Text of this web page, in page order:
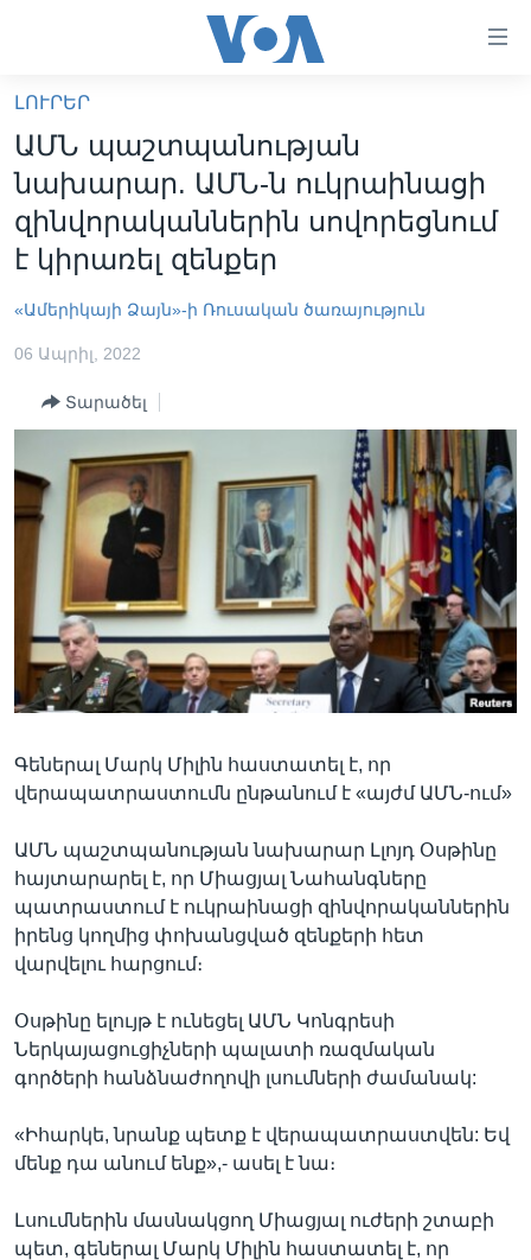
հիմնական
բովանդակությանը
անցնել
հիմնական
բովանդակությանը
հիմնական
ԼՈՒՐԵՐ
ՍՓՅՈՒՌՔ
ՏԵՍԱՆՅՈՒԹԵՐ
ԿԱՊ ՄԵԶ ՀԵՏ
ՀԵՏԵՒԵՔ ՄԵԶ
Լեզուներ
ԼՈՒՐԵՐ
ԱՄՆ պաշտպանության
նախարար. ԱՄՆ-ն ուկրաինացի
զինվորականներին սովորեցնում
է կիրառել զենքեր
«Ամերիկայի Ձայն»-ի Ռուսական ծառայություն
06 Ապրիլ, 2022
Տարածել
Գեներալ Մարկ Միլին հաստատել է, որ
վերապատրաստումն ընթանում է «այժմ ԱՄՆ-ում»
ԱՄՆ պաշտպանության նախարար Լլոյդ Օսթինը
հայտարարել է, որ Միացյալ Նահանգները
պատրաստում է ուկրաինացի զինվորականներին
իրենց կողմից փոխանցված զենքերի հետ
վարվելու հարցում։
Օսթինը ելույթ է ունեցել ԱՄՆ Կոնգրեսի
Ներկայացուցիչների պալատի ռազմական
գործերի հանձնաժողովի լսումների ժամանակ:
«Իհարկե, նրանք պետք է վերապատրաստվեն: Եվ
մենք դա անում ենք»,- ասել է նա։
Լսումներին մասնակցող Միացյալ ուժերի շտաբի
պետ, գեներալ Մարկ Միլին հաստատել է, որ